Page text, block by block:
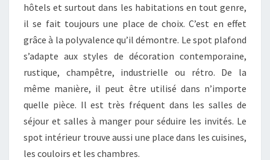
hôtels et surtout dans les habitations en tout genre,
il se fait toujours une place de choix. C’est en effet
grâce à la polyvalence qu’il démontre. Le spot plafond
s’adapte aux styles de décoration contemporaine,
rustique, champêtre, industrielle ou rétro. De la
même manière, il peut être utilisé dans n’importe
quelle pièce. Il est très fréquent dans les salles de
séjour et salles à manger pour séduire les invités. Le
spot intérieur trouve aussi une place dans les cuisines,
les couloirs et les chambres.